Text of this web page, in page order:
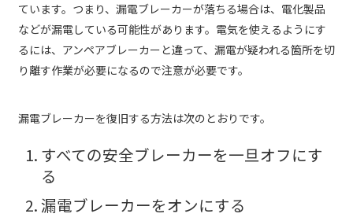
ています。つまり、漏電ブレーカーが落ちる場合は、電化製品
などが漏電している可能性があります。電気を使えるようにす
るには、アンペアブレーカーと違って、漏電が疑われる箇所を切
り離す作業が必要になるので注意が必要です。
漏電ブレーカーを復旧する方法は次のとおりです。
すべての安全ブレーカーを一旦オフにす
る
漏電ブレーカーをオンにする